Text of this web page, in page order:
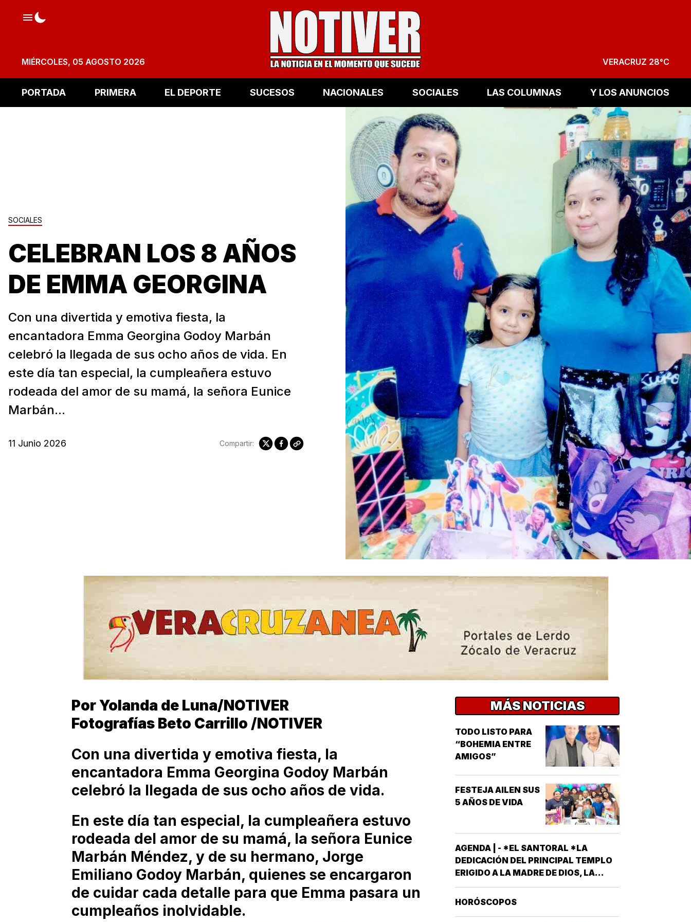
MIÉRCOLES, 05 AGOSTO 2026 VERACRUZ 28°C
PORTADA PRIMERA EL DEPORTE SUCESOS NACIONALES SOCIALES LAS COLUMNAS Y LOS ANUNCIOS
SOCIALES
CELEBRAN LOS 8 AÑOS
DE EMMA GEORGINA
Con una divertida y emotiva fiesta, la
encantadora Emma Georgina Godoy Marbán
celebró la llegada de sus ocho años de vida. En
este día tan especial, la cumpleañera estuvo
rodeada del amor de su mamá, la señora Eunice
Marbán...
11 Junio 2026 Compartir:
Por Yolanda de Luna/NOTIVER
Fotografías Beto Carrillo /NOTIVER
Con una divertida y emotiva fiesta, la
encantadora Emma Georgina Godoy Marbán
celebró la llegada de sus ocho años de vida.
En este día tan especial, la cumpleañera estuvo
rodeada del amor de su mamá, la señora Eunice
Marbán Méndez, y de su hermano, Jorge
Emiliano Godoy Marbán, quienes se encargaron
de cuidar cada detalle para que Emma pasara un
cumpleaños inolvidable.
MÁS NOTICIAS
TODO LISTO PARA
“BOHEMIA ENTRE
AMIGOS”
FESTEJA AILEN SUS
5 AÑOS DE VIDA
AGENDA | - *EL SANTORAL *LA
DEDICACIÓN DEL PRINCIPAL TEMPLO
ERIGIDO A LA MADRE DE DIOS, LA
GRAN BASÍLICA LIBERIANA DE SANTA
MARÍA LA MAYOR EN ROMA. NUESTRA
HORÓSCOPOS